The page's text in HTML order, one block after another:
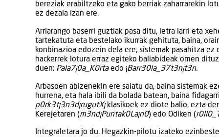
bereziak erabiltzeko eta gako berriak zaharrarekin
ez dezala izan ere.
Arriarango baserri guztiak pasa ditu, letra larri eta
tartekatuta eta bestelako ikurrak gehituta, baina,
konbinazioa edozein dela ere, sistemak pasahitza
hackerrek lotura erraz egiteko baliabideak omen
duen: Pala7¡0a_K0rtaedo ¡Barr30la_37t3n¡t3n.
Arbasoen abizenekin ere saiatu da, baina sistemak
hurrena, eta hala ibili da bolada batean, baina
p0rk3t¡3n3d¡rugutX¡klasikoek ez diote balio, ezta
Kerejetaren (m3nd¡Puntak0La¡n0) edo Odiken (
Integraletara jo du. Hegazkin-pilotu izateko